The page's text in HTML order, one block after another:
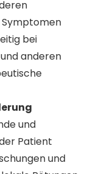
bei
anderen
und
Patient
und